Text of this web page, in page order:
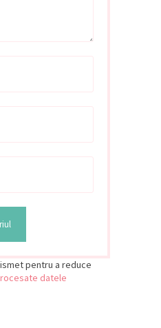
pentru a reduce
datele